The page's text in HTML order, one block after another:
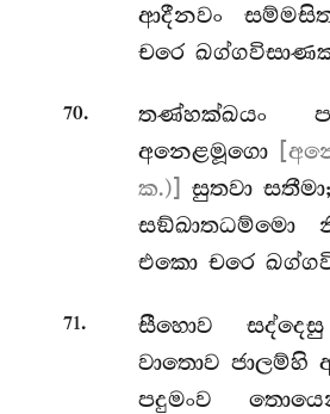
ආදීනවං
චරෙ
70. තණ්හක්ඛයං
අනෙළමූගො
ක.)]
සුතවා සතීමා;
සඞ්ඛාතධම්මො
එකො චරෙ
71. සීහොව
වාතොව ජාලම්හි
පදුමංව